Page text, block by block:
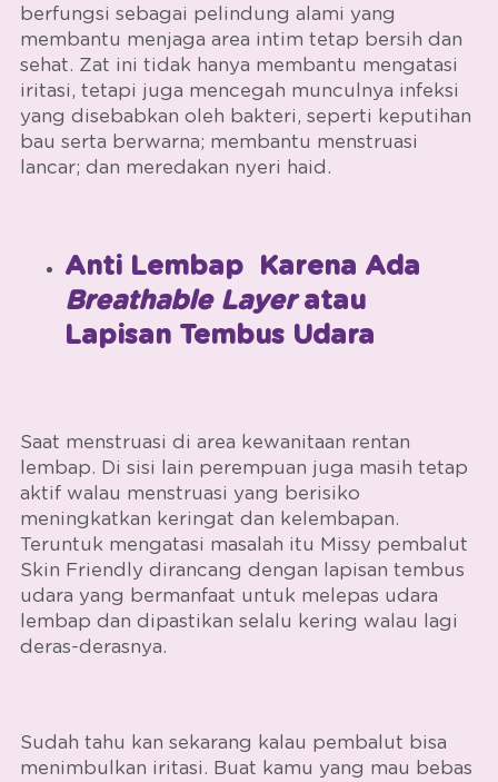
berfungsi sebagai pelindung alami yang
membantu menjaga area intim tetap bersih dan
sehat. Zat ini tidak hanya membantu mengatasi
iritasi, tetapi juga mencegah munculnya infeksi
yang disebabkan oleh bakteri, seperti keputihan
bau serta berwarna; membantu menstruasi
lancar; dan meredakan nyeri haid.
Anti Lembap Karena Ada
Breathable Layeratau
Lapisan Tembus Udara
Saat menstruasi di area kewanitaan rentan
lembap. Di sisi lain perempuan juga masih tetap
aktif walau menstruasi yang berisiko
meningkatkan keringat dan kelembapan.
Teruntuk mengatasi masalah itu Missy pembalut
Skin Friendly dirancang dengan lapisan tembus
udara yang bermanfaat untuk melepas udara
lembap dan dipastikan selalu kering walau lagi
deras-derasnya.
Sudah tahu kan sekarang kalau pembalut bisa
menimbulkan iritasi. Buat kamu yang mau bebas